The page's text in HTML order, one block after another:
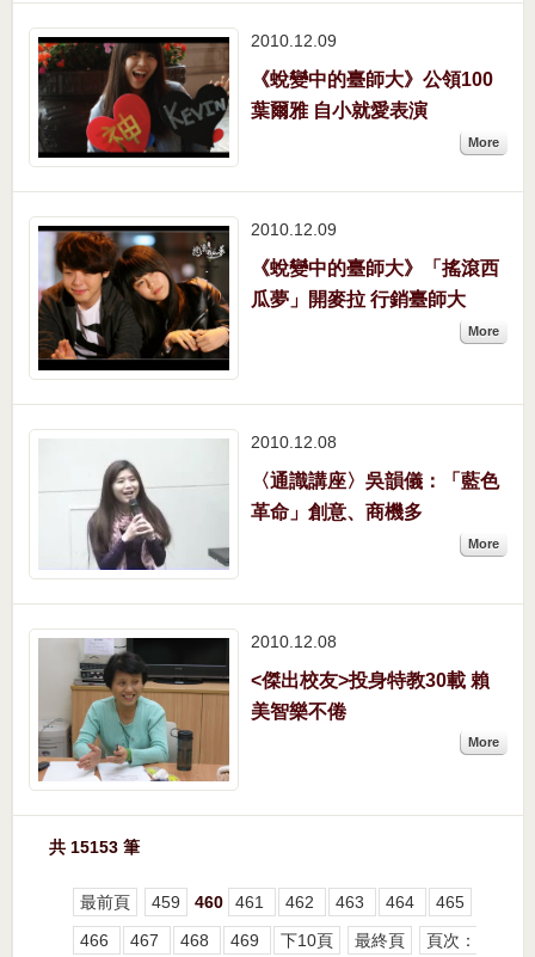
2010.12 09
《蛻變中的臺師大》公領100
葉爾雅 自小就愛表演
More
2010.12 09
《蛻變中的臺師大》「搖滾西
瓜夢」開麥拉 行銷臺師大
More
2010.12 08
〈通識講座〉吳韻儀：「藍色
革命」創意、商機多
More
2010.12 08
<傑出校友>投身特教30載 賴
美智樂不倦
More
共 15153 筆
最前頁 459 460 461 462 463 464
465
466
467 468 469 下10頁 最終頁 頁次：